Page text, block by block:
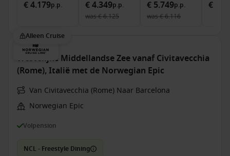
€ 4.179p.p. € 4.349p.p.
was€ 6.125
€ 5.749p.p.
was€ 6.116
€
Alleen Cruise
Westelijke Middellandse Zee vanaf Civitavecchia
(Rome), Italië met de Norwegian Epic
Van Civitavecchia (Rome) Naar Barcelona
Norwegian Epic
Volpension
NCL - Freestyle Dining